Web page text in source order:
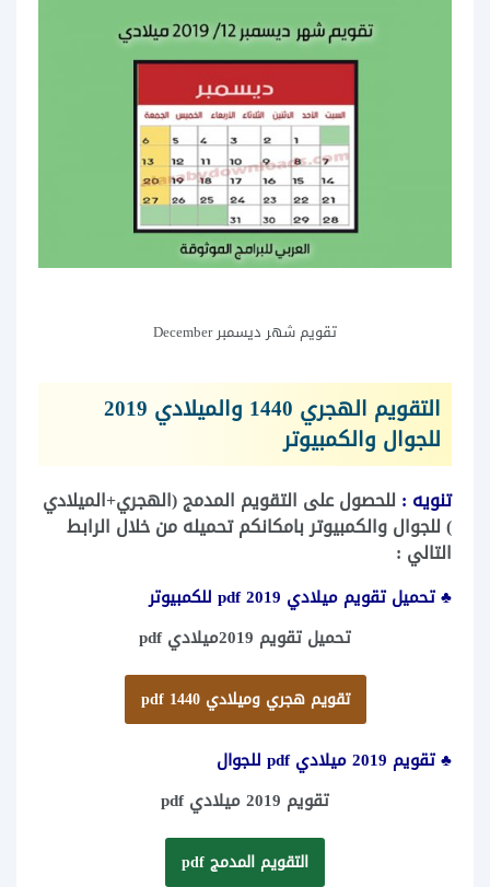
تقويم شهر ديسمبر December
التقويم الهجري 1440 والميلادي 2019
للجوال والكمبيوتر
تنويه : للحصول على التقويم المدمج (الهجري+الميلادي
) للجوال والكمبيوتر بامكانكم تحميله من خلال الرابط
التالي :
♣ تحميل تقويم ميلادي 2019 pdf للكمبيوتر
تحميل تقويم 2019ميلادي pdf
تقويم هجري وميلادي 1440 pdf
♣ تقويم 2019 ميلادي pdf للجوال
تقويم 2019 ميلادي pdf
التقويم المدمج pdf